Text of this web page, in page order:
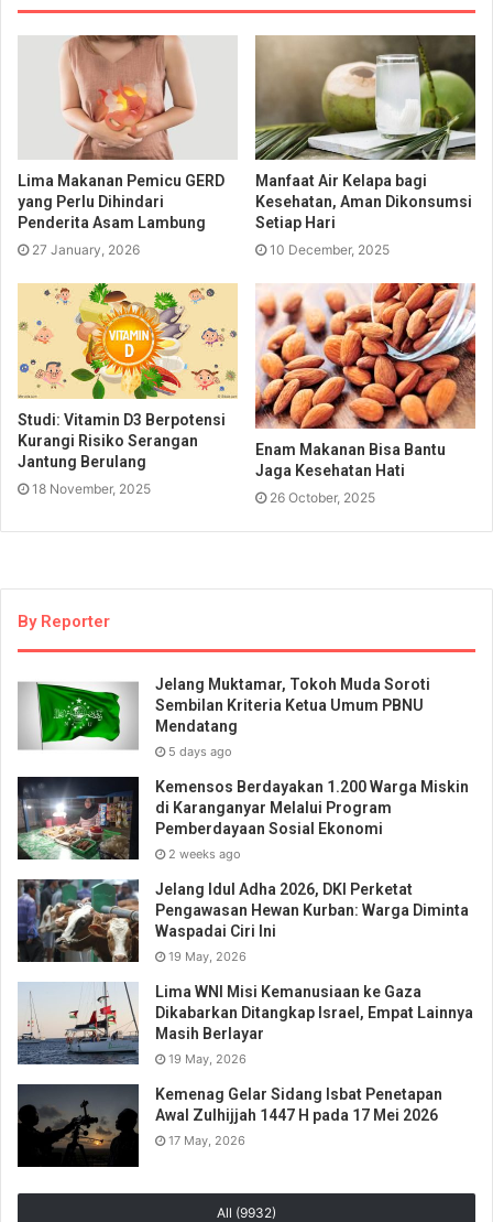
Lima Makanan Pemicu GERD
yang Perlu Dihindari
Penderita Asam Lambung
27 January, 2026
Manfaat Air Kelapa bagi
Kesehatan, Aman Dikonsumsi
Setiap Hari
10 December, 2025
Studi: Vitamin D3 Berpotensi
Kurangi Risiko Serangan
Jantung Berulang
18 November, 2025
Enam Makanan Bisa Bantu
Jaga Kesehatan Hati
26 October, 2025
By Reporter
Jelang Muktamar, Tokoh Muda Soroti
Sembilan Kriteria Ketua Umum PBNU
Mendatang
5 days ago
Kemensos Berdayakan 1.200 Warga Miskin
di Karanganyar Melalui Program
Pemberdayaan Sosial Ekonomi
2 weeks ago
Jelang Idul Adha 2026, DKI Perketat
Pengawasan Hewan Kurban: Warga Diminta
Waspadai Ciri Ini
19 May, 2026
Lima WNI Misi Kemanusiaan ke Gaza
Dikabarkan Ditangkap Israel, Empat Lainnya
Masih Berlayar
19 May, 2026
Kemenag Gelar Sidang Isbat Penetapan
Awal Zulhijjah 1447 H pada 17 Mei 2026
17 May, 2026
All (9932)